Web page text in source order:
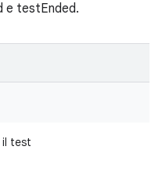
testEnded.
il test